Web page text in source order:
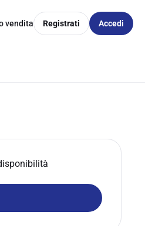
vendita Registrati Accedi